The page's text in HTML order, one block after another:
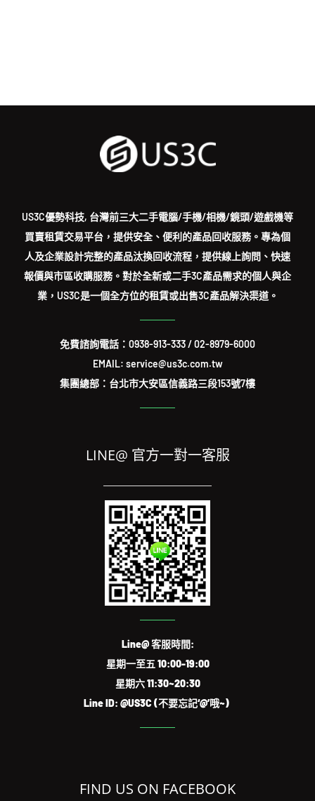
US3C優勢科技, 台灣前三大二手電腦/手機/相機/鏡頭/遊戲機等
買賣租賃交易平台，提供安全、便利的產品回收服務。專為個
人及企業設計完整的產品汰換回收流程，提供線上詢問、快速
報價與市區收購服務。對於全新或二手3C產品需求的個人與企
業，US3C是一個全方位的租賃或出售3C產品解決渠道。
免費諮詢電話： 0938-913-333/02-8979-6000
EMAIL: service@us3c.com.tw
集團總部：台北市大安區信義路三段153號7樓
LINE@ 官方一對一客服
Line@ 客服時間:
星期一至五 10:00-19:00
星期六 11:30~20:30
Line ID: @US3C (不要忘記‘@’哦~)
FIND US ON FACEBOOK